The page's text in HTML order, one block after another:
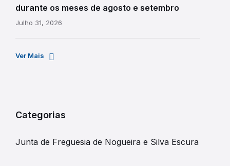
durante os meses de agosto e setembro
Julho 31, 2026
Ver Mais
Categorias
Junta de Freguesia de Nogueira e Silva Escura